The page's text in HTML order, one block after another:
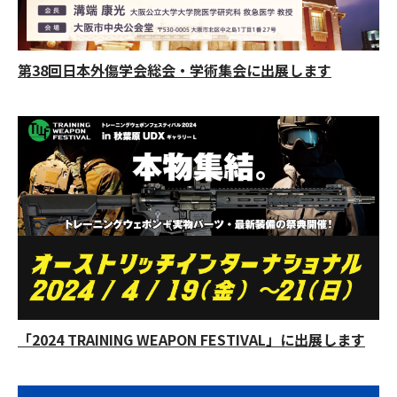
第38回日本外傷学会総会・学術集会に出展します
「2024 TRAINING WEAPON FESTIVAL」に出展します